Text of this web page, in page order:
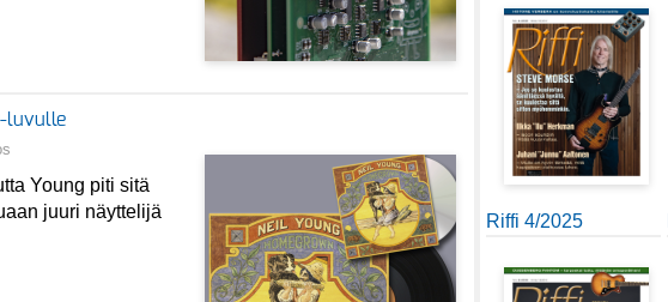
luvulle
Young piti sitä
juuri näyttelijä
Riffi 4/2025